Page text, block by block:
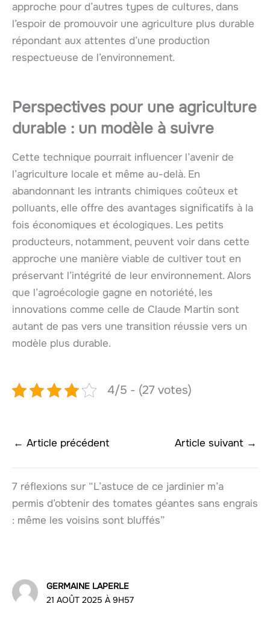
approche pour d’autres types de cultures, dans
l’espoir de promouvoir une agriculture plus durable
répondant aux attentes d’une production
respectueuse de l’environnement.
Perspectives pour une agriculture
durable : un modèle à suivre
Cette technique pourrait influencer l’avenir de
l’agriculture locale et même au-delà. En
abandonnant les intrants chimiques coûteux et
polluants, elle offre des avantages significatifs à la
fois économiques et écologiques. Les petits
producteurs, notamment, peuvent voir dans cette
approche une manière viable de cultiver tout en
préservant l’intégrité de leur environnement. Alors
que l’agroécologie gagne en notoriété, les
innovations comme celle de Claude Martin sont
autant de pas vers une transition réussie vers un
modèle plus durable.
4/5 - (27 votes)
← Article précédent Article suivant →
7 réflexions sur “L’astuce de ce jardinier m’a
permis d’obtenir des tomates géantes sans engrais
: même les voisins sont bluffés”
GERMAINE LAPERLE
21 AOÛT 2025 À 9H57